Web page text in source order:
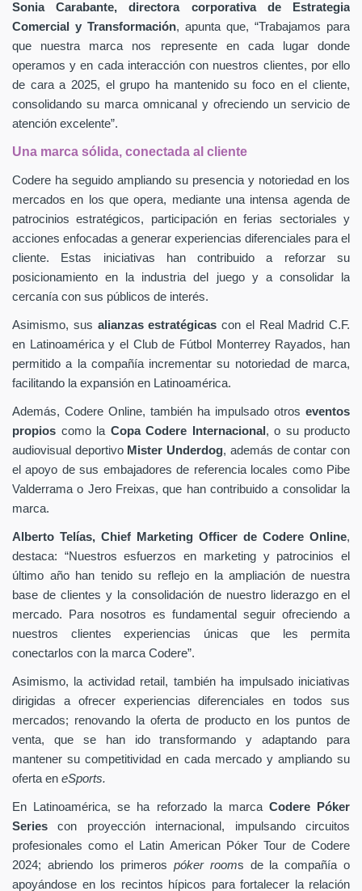
Sonia Carabante, directora corporativa de Estrategia
Comercial y Transformación, apunta que, “Trabajamos para
que nuestra marca nos represente en cada lugar donde
operamos y en cada interacción con nuestros clientes, por ello
de cara a 2025, el grupo ha mantenido su foco en el cliente,
consolidando su marca omnicanal y ofreciendo un servicio de
atención excelente”.
Una marca sólida, conectada al cliente
Codere ha seguido ampliando su presencia y notoriedad en los
mercados en los que opera, mediante una intensa agenda de
patrocinios estratégicos, participación en ferias sectoriales y
acciones enfocadas a generar experiencias diferenciales para el
cliente. Estas iniciativas han contribuido a reforzar su
posicionamiento en la industria del juego y a consolidar la
cercanía con sus públicos de interés.
Asimismo, sus alianzas estratégicas con el Real Madrid C.F.
en Latinoamérica y el Club de Fútbol Monterrey Rayados, han
permitido a la compañía incrementar su notoriedad de marca,
facilitando la expansión en Latinoamérica.
Además, Codere Online, también ha impulsado otros eventos
propios como la Copa Codere Internacional , o su producto
audiovisual deportivo Mister Underdog, además de contar con
el apoyo de sus embajadores de referencia locales como Pibe
Valderrama o Jero Freixas, que han contribuido a consolidar la
marca.
Alberto Telías, Chief Marketing Officer de Codere Online,
destaca: “Nuestros esfuerzos en marketing y patrocinios el
último año han tenido su reflejo en la ampliación de nuestra
base de clientes y la consolidación de nuestro liderazgo en el
mercado. Para nosotros es fundamental seguir ofreciendo a
nuestros clientes experiencias únicas que les permita
conectarlos con la marca Codere”.
Asimismo, la actividad retail, también ha impulsado iniciativas
dirigidas a ofrecer experiencias diferenciales en todos sus
mercados; renovando la oferta de producto en los puntos de
venta, que se han ido transformando y adaptando para
mantener su competitividad en cada mercado y ampliando su
oferta en eSports.
En Latinoamérica, se ha reforzado la marca Codere Póker
Series con proyección internacional, impulsando circuitos
profesionales como el Latin American Póker Tour de Codere
2024; abriendo los primerospóker rooms de la compañía o
apoyándose en los recintos hípicos para fortalecer la relación